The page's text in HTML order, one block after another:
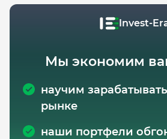
Invest-
Мы экономим
научим
рынке
наши портфели